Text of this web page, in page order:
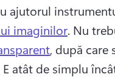
ajutorul
imaginilor. Nu
, după care
E atât de simplu